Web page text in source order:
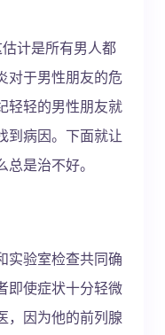
计是所有男人都
对于男性朋友的危
轻轻的男性朋友就
到病因。下面就让
是治不好。
实验室检查共同确
即使症状十分轻微
，因为他的前列腺